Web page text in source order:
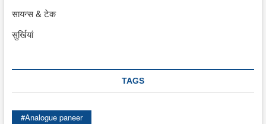
सायन्स & टेक
सुर्खियां
TAGS
#Analogue paneer